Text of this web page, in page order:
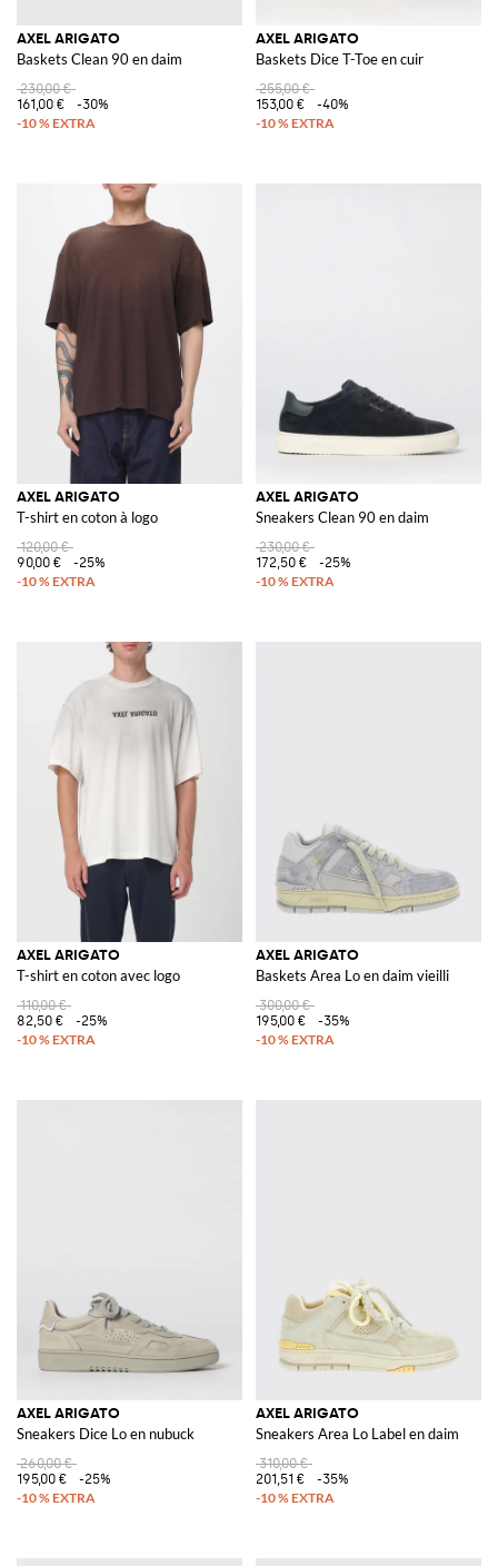
AXEL ARIGATO
Baskets Clean 90 en daim
230,00 €
161,00 €
-30%
AXEL ARIGATO
Baskets Dice T-Toe en cuir
255,00 €
153,00 €
-40%
AXEL ARIGATO
T-shirt en coton à logo
120,00 €
90,00 €
-25%
AXEL ARIGATO
Sneakers Clean 90 en daim
230,00 €
172,50 €
-25%
AXEL ARIGATO
T-shirt en coton avec logo
110,00 €
82,50 €
-25%
AXEL ARIGATO
Baskets Area Lo en daim vieilli
300,00 €
195,00 €
-35%
AXEL ARIGATO
Sneakers Dice Lo en nubuck
260,00 €
195,00 €
-25%
AXEL ARIGATO
Sneakers Area Lo Label en daim
310,00 €
201,51 €
-35%